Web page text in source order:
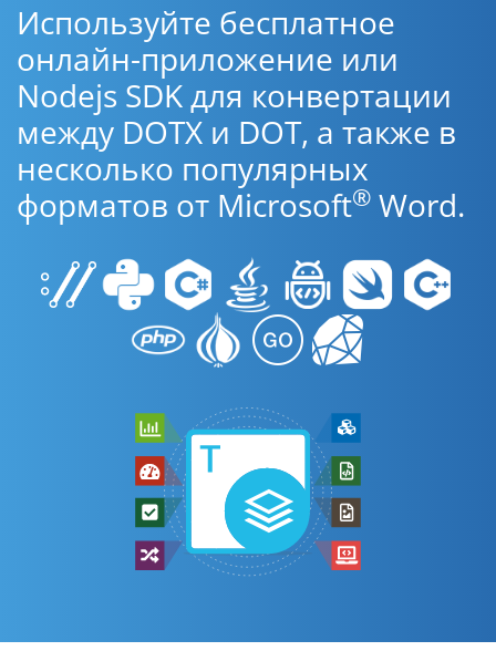
Используйте бесплатное
онлайн-приложение или
Nodejs SDK для конвертации
между DOTX и DOT, а также в
несколько популярных
форматов от Microsoft® Word.